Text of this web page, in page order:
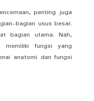
penting juga
bagian usus besar.
bagian utama. Nah,
fungsi yang
anatomi dan fungsi